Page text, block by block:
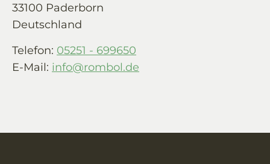
33100 Paderborn
Deutschland
Telefon: 05251 - 699650
E-Mail: info@rombol.de